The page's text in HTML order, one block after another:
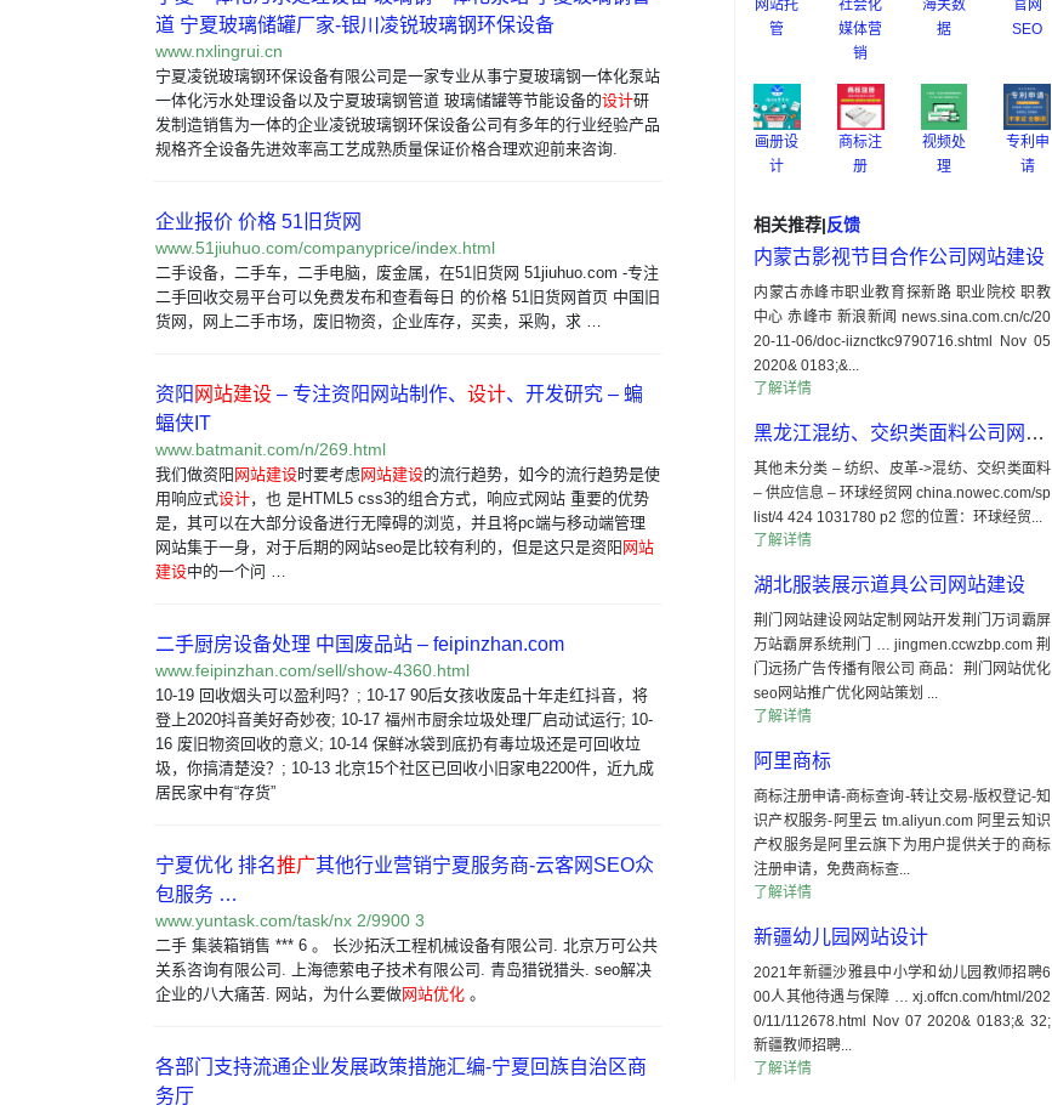
道 宁夏玻璃储罐厂家-银川凌锐玻璃钢环保设备
www.nxlingrui.cn
宁夏凌锐玻璃钢环保设备有限公司是一家专业从事宁夏玻璃钢一体化泵站
一体化污水处理设备以及宁夏玻璃钢管道 玻璃储罐等节能设备的设计研
发制造销售为一体的企业凌锐玻璃钢环保设备公司有多年的行业经验产品
规格齐全设备先进效率高工艺成熟质量保证价格合理欢迎前来咨询.
企业报价 价格 51旧货网
www.51jiuhuo.com/companyprice/index.html
二手设备，二手车，二手电脑，废金属，在51旧货网 51jiuhuo.com -专注
二手回收交易平台可以免费发布和查看每日 的价格 51旧货网首页 中国旧
货网，网上二手市场，废旧物资，企业库存，买卖，采购，求 …
资阳 网站建设 – 专注资阳网站制作、 设计、开发研究 – 蝙
蝠侠IT
www.batmanit.com/n/269.html
我们做资阳 网站建设时要考虑 网站建设的流行趋势，如今的流行趋势是使
用响应式设计，也 是HTML5 css3的组合方式，响应式网站 重要的优势
是，其可以在大部分设备进行无障碍的浏览，并且将pc端与移动端管理
网站集于一身，对于后期的网站seo是比较有利的，但是这只是资阳 网站
建设中的一个问 …
二手厨房设备处理 中国废品站 – feipinzhan.com
www.feipinzhan.com/sell/show-4360.html
10-19 回收烟头可以盈利吗？; 10-17 90后女孩收废品十年走红抖音，将
登上2020抖音美好奇妙夜; 10-17 福州市厨余垃圾处理厂启动试运行; 10-
16 废旧物资回收的意义; 10-14 保鲜冰袋到底扔有毒垃圾还是可回收垃
圾，你搞清楚没？; 10-13 北京15个社区已回收小旧家电2200件，近九成
居民家中有“存货”
宁夏优化 排名推广其他行业营销宁夏服务商-云客网SEO众
包服务 …
www.yuntask.com/task/nx 2/9900 3
二手 集装箱销售 *** 6 。 长沙拓沃工程机械设备有限公司. 北京万可公共
关系咨询有限公司. 上海德萦电子技术有限公司. 青岛猎锐猎头. seo解决
企业的八大痛苦. 网站，为什么要做网站优化 。
各部门支持流通企业发展政策措施汇编-宁夏回族自治区商
务厅
网站托
管
社会化
媒体营
销
海关数
据
官网
SEO
画册设
计
商标注
册
视频处
理
专利申
请
相关推荐|反馈
内蒙古影视节目合作公司网站建设
内蒙古赤峰市职业教育探新路 职业院校 职教
中心 赤峰市 新浪新闻 news.sina.com.cn/c/20
20-11-06/doc-iiznctkc9790716.shtml Nov 05
2020& 0183;&...
了解详情
黑龙江混纺、交织类面料公司网站建设
其他未分类 – 纺织、皮革->混纺、交织类面料
– 供应信息 – 环球经贸网 china.nowec.com/sp
list/4 424 1031780 p2 您的位置：环球经贸...
了解详情
湖北服装展示道具公司网站建设
荆门网站建设网站定制网站开发荆门万词霸屏
万站霸屏系统荆门 … jingmen.ccwzbp.com 荆
门远扬广告传播有限公司 商品：荆门网站优化
seo网站推广优化网站策划 ...
了解详情
阿里商标
商标注册申请-商标查询-转让交易-版权登记-知
识产权服务-阿里云 tm.aliyun.com 阿里云知识
产权服务是阿里云旗下为用户提供关于的商标
注册申请，免费商标查...
了解详情
新疆幼儿园网站设计
2021年新疆沙雅县中小学和幼儿园教师招聘6
00人其他待遇与保障 … xj.offcn.com/html/202
0/11/112678.html Nov 07 2020& 0183;& 32;
新疆教师招聘...
了解详情